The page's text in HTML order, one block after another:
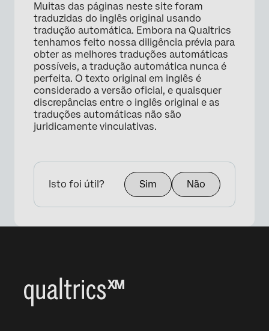
Muitas das páginas neste site foram
traduzidas do inglês original usando
tradução automática. Embora na Qualtrics
tenhamos feito nossa diligência prévia para
obter as melhores traduções automáticas
possíveis, a tradução automática nunca é
perfeita. O texto original em inglês é
considerado a versão oficial, e quaisquer
discrepâncias entre o inglês original e as
traduções automáticas não são
juridicamente vinculativas.
Isto foi útil? Sim Não